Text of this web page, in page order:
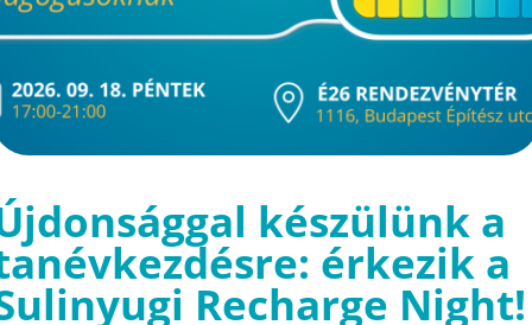
készülünk a
érkezik a
Recharge Night!